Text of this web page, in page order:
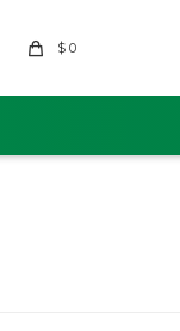
$ 0